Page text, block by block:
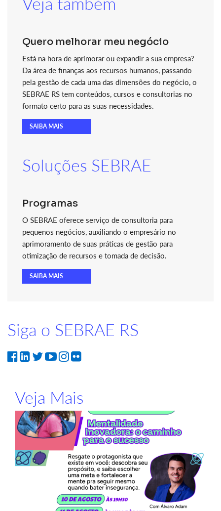
Quero melhorar meu negócio
Está na hora de aprimorar ou expandir a sua empresa?
Da área de finanças aos recursos humanos, passando
pela gestão de cada uma das dimensões do negócio, o
SEBRAE RS tem conteúdos, cursos e consultorias no
formato certo para as suas necessidades.
SAIBA MAIS
Soluções SEBRAE
Programas
O SEBRAE oferece serviço de consultoria para
pequenos negócios, auxiliando o empresário no
aprimoramento de suas práticas de gestão para
otimização de recursos e tomada de decisão.
SAIBA MAIS
Siga o SEBRAE RS
Veja Mais